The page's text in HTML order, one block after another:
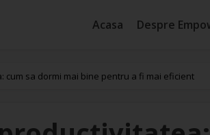
Acasa Despre
cum sa dormi mai bine pentru a fi mai eficient